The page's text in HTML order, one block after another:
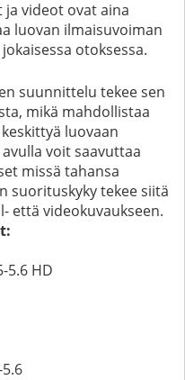
videot ovat aina
luovan ilmaisuvoiman
otoksessa.
suunnittelu tekee sen
mikä mahdollistaa
luovaan
avulla voit saavuttaa
missä tahansa
suorituskyky tekee siitä
että videokuvaukseen.
5.6 HD